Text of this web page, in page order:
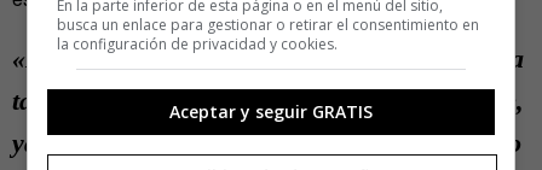
«Es justo preguntarse si los resultados de esta
tabla han provocado una gran bien a la gente,
ya que la poca actividad muscular y un hábito
En la parte inferior de esta página o en el menú del sitio,
busca un enlace para gestionar o retirar el consentimiento en
la configuración de privacidad y cookies.
Aceptar y seguir GRATIS